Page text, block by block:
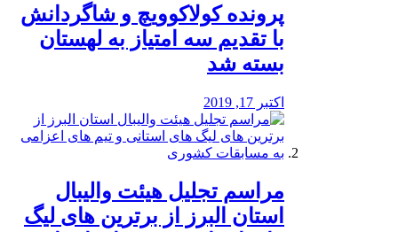
پرونده کولاکوویچ و شاگردانش
با تقدیم سه امتیاز به لهستان
بسته شد
اکتبر 17, 2019
مراسم تجلیل هیئت والیبال
استان البرز از برترین های لیگ